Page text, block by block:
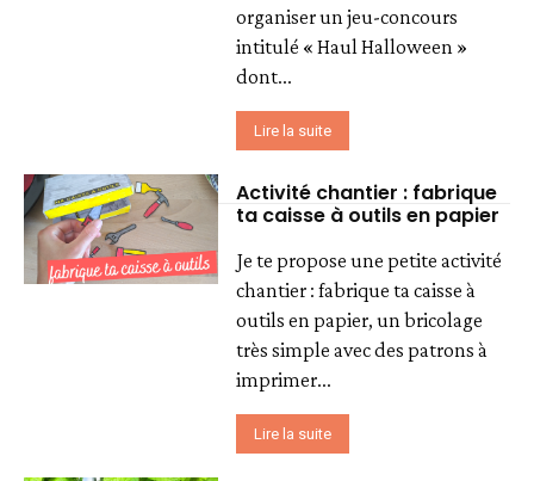
organiser un jeu-concours
intitulé « Haul Halloween »
dont...
Lire la suite
Activité chantier : fabrique
ta caisse à outils en papier
Je te propose une petite activité
chantier : fabrique ta caisse à
outils en papier, un bricolage
très simple avec des patrons à
imprimer...
Lire la suite